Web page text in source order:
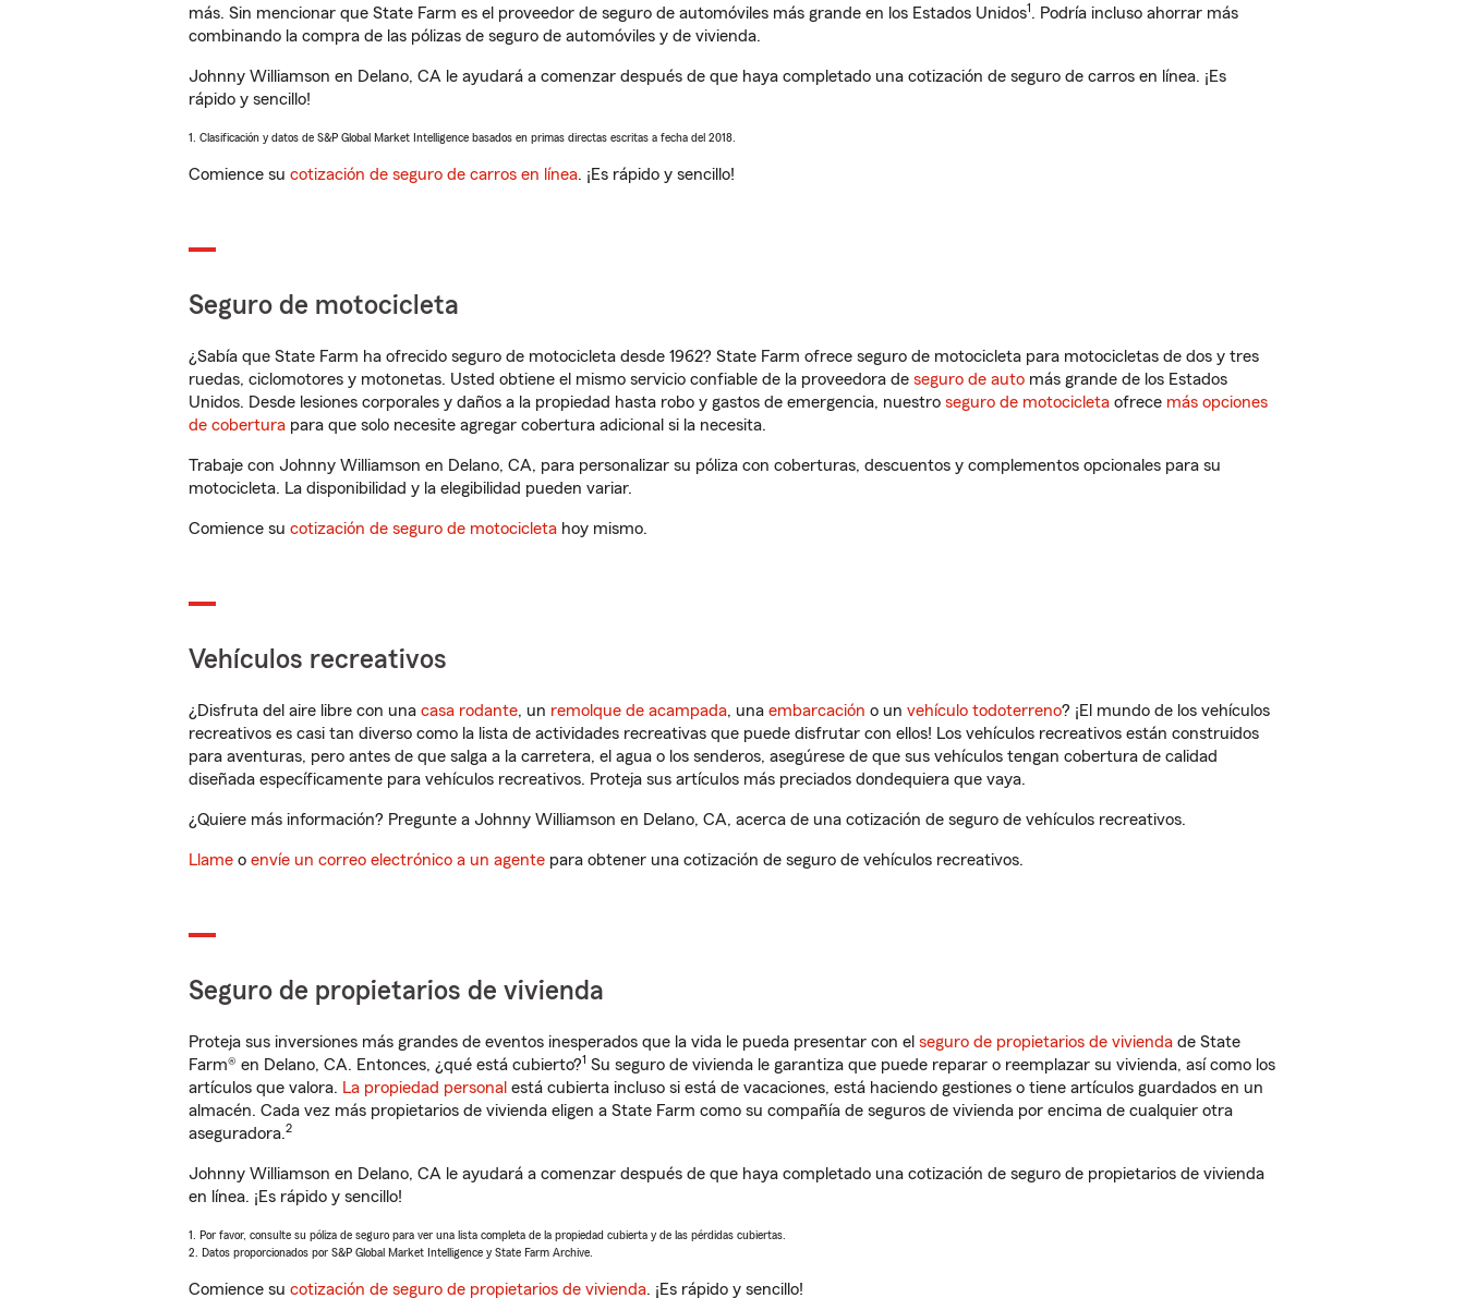
más. Sin mencionar que State Farm es el proveedor de seguro de automóviles más grande en los Estados Unidos1. Podría incluso ahorrar más
combinando la compra de las pólizas de seguro de automóviles y de vivienda.
Johnny Williamson en Delano, CA le ayudará a comenzar después de que haya completado una cotización de seguro de carros en línea. ¡Es
rápido y sencillo!
1. Clasificación y datos de S&P Global Market Intelligence basados en primas directas escritas a fecha del 2018.
Comience su cotización de seguro de carros en línea. ¡Es rápido y sencillo!
Seguro de motocicleta
¿Sabía que State Farm ha ofrecido seguro de motocicleta desde 1962? State Farm ofrece seguro de motocicleta para motocicletas de dos y tres
ruedas, ciclomotores y motonetas. Usted obtiene el mismo servicio confiable de la proveedora de seguro de auto más grande de los Estados
Unidos. Desde lesiones corporales y daños a la propiedad hasta robo y gastos de emergencia, nuestro seguro de motocicleta ofrece más opciones
de cobertura para que solo necesite agregar cobertura adicional si la necesita.
Trabaje con Johnny Williamson en Delano, CA, para personalizar su póliza con coberturas, descuentos y complementos opcionales para su
motocicleta. La disponibilidad y la elegibilidad pueden variar.
Comience su cotización de seguro de motocicleta hoy mismo.
Vehículos recreativos
¿Disfruta del aire libre con una casa rodante, un remolque de acampada, una embarcación o un vehículo todoterreno? ¡El mundo de los vehículos
recreativos es casi tan diverso como la lista de actividades recreativas que puede disfrutar con ellos! Los vehículos recreativos están construidos
para aventuras, pero antes de que salga a la carretera, el agua o los senderos, asegúrese de que sus vehículos tengan cobertura de calidad
diseñada específicamente para vehículos recreativos. Proteja sus artículos más preciados dondequiera que vaya.
¿Quiere más información? Pregunte a Johnny Williamson en Delano, CA, acerca de una cotización de seguro de vehículos recreativos.
Llame o envíe un correo electrónico a un agente para obtener una cotización de seguro de vehículos recreativos.
Seguro de propietarios de vivienda
Proteja sus inversiones más grandes de eventos inesperados que la vida le pueda presentar con el seguro de propietarios de vivienda de State
Farm® en Delano, CA. Entonces, ¿qué está cubierto?1 Su seguro de vivienda le garantiza que puede reparar o reemplazar su vivienda, así como los
artículos que valora. La propiedad personal está cubierta incluso si está de vacaciones, está haciendo gestiones o tiene artículos guardados en un
almacén. Cada vez más propietarios de vivienda eligen a State Farm como su compañía de seguros de vivienda por encima de cualquier otra
aseguradora.2
Johnny Williamson en Delano, CA le ayudará a comenzar después de que haya completado una cotización de seguro de propietarios de vivienda
en línea. ¡Es rápido y sencillo!
1. Por favor, consulte su póliza de seguro para ver una lista completa de la propiedad cubierta y de las pérdidas cubiertas.
2. Datos proporcionados por S&P Global Market Intelligence y State Farm Archive.
Comience su cotización de seguro de propietarios de vivienda. ¡Es rápido y sencillo!